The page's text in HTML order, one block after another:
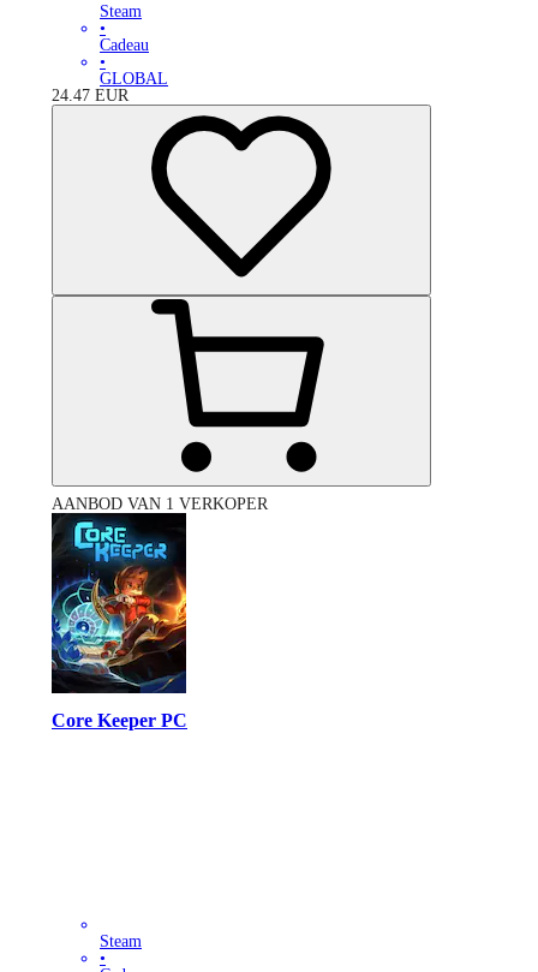
Steam
•
Cadeau
•
GLOBAL
24.47 EUR
AANBOD VAN 1 VERKOPER
Core Keeper PC
Steam
•